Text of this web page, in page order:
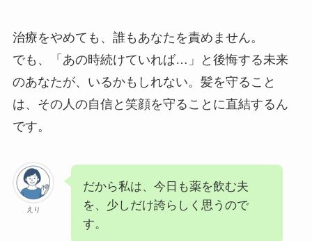
治療をやめても、誰もあなたを責めません。
でも、「あの時続けていれば…」と後悔する未来
のあなたが、いるかもしれない。髪を守ること
は、その人の自信と笑顔を守ることに直結するん
です。
えり
だから私は、今日も薬を飲む夫
を、少しだけ誇らしく思うので
す。